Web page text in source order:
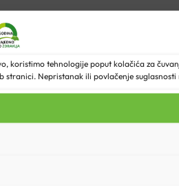
koristimo tehnologije poput kolačića za
stranici. Nepristanak ili povlačenje